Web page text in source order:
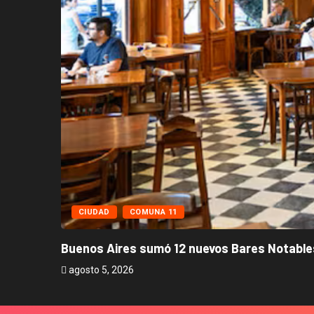
CIUDAD COMUNA 11
Buenos Aires sumó 12 nuevos Bares
agosto 5, 2026